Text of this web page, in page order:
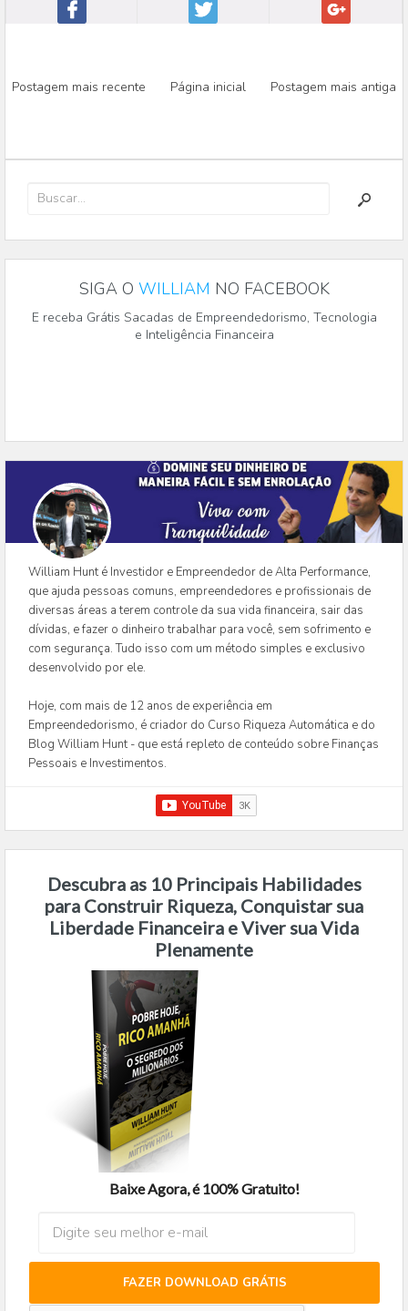
Postagem mais recente Página inicial Postagem mais antiga
SIGA O WILLIAM NO FACEBOOK
E receba Grátis Sacadas de Empreendedorismo, Tecnologia
e Inteligência Financeira
William Hunt é Investidor e Empreendedor de Alta Performance,
que ajuda pessoas comuns, empreendedores e profissionais de
diversas áreas a terem controle da sua vida financeira, sair das
dívidas, e fazer o dinheiro trabalhar para você, sem sofrimento e
com segurança. Tudo isso com um método simples e exclusivo
desenvolvido por ele.
Hoje, com mais de 12 anos de experiência em
Empreendedorismo, é criador do Curso Riqueza Automática e do
Blog William Hunt - que está repleto de conteúdo sobre Finanças
Pessoais e Investimentos.
Descubra as 10 Principais Habilidades
para Construir Riqueza, Conquistar sua
Liberdade Financeira e Viver sua Vida
Plenamente
Baixe Agora, é 100% Gratuito!
FAZER DOWNLOAD GRÁTIS